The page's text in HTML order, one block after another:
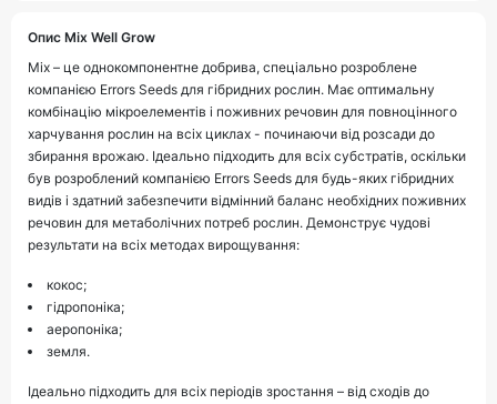
Опис Mix Well Grow
Mix – це однокомпонентне добрива, спеціально розроблене
компанією Errors Seeds для гібридних рослин. Має оптимальну
комбінацію мікроелементів і поживних речовин для повноцінного
харчування рослин на всіх циклах - починаючи від розсади до
збирання врожаю. Ідеально підходить для всіх субстратів, оскільки
був розроблений компанією Errors Seeds для будь-яких гібридних
видів і здатний забезпечити відмінний баланс необхідних поживних
речовин для метаболічних потреб рослин. Демонструє чудові
результати на всіх методах вирощування:
кокос;
гідропоніка;
аеропоніка;
земля.
Ідеально підходить для всіх періодів зростання – від сходів до